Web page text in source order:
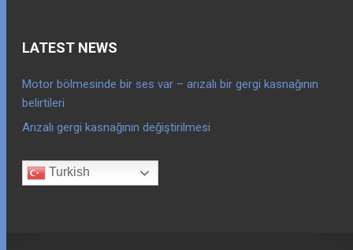
LATEST NEWS
Motor bölmesinde bir ses var – arızalı bir gergi kasnağının
belirtileri
Arızalı gergi kasnağının değiştirilmesi
Turkish